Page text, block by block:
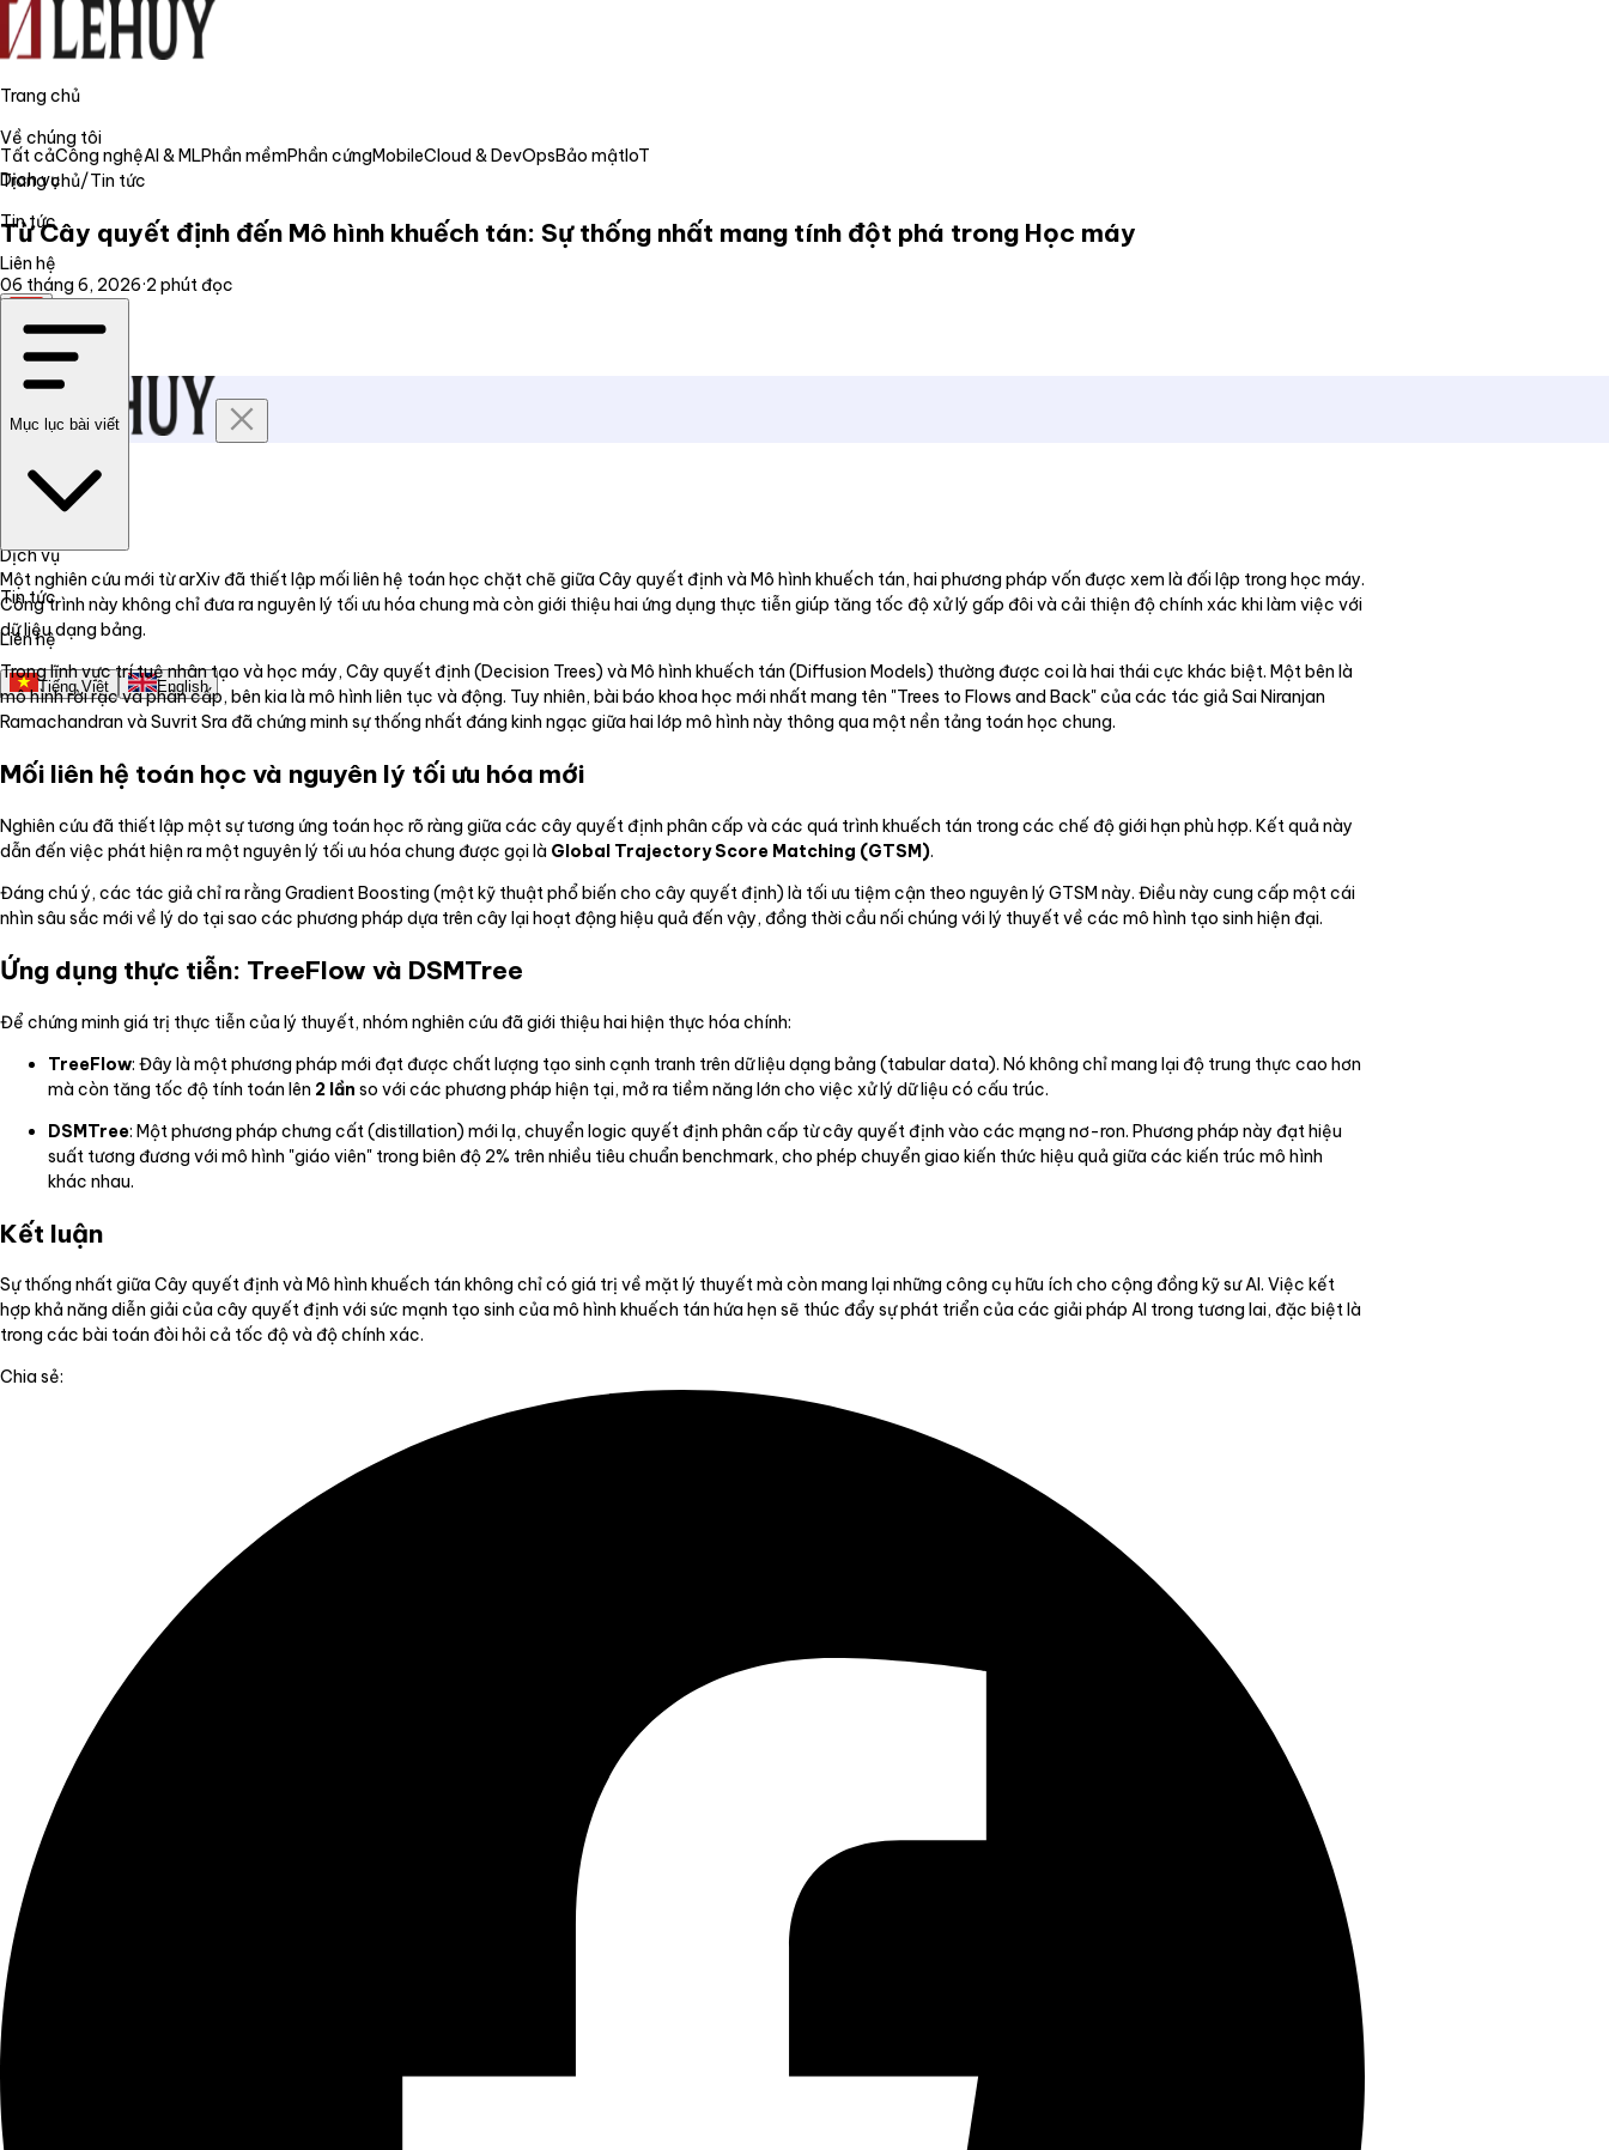
Trang chủ
Về chúng tôi
Dịch vụ
Tin tức
Liên hệ
Trang chủ
Về chúng tôi
Dịch vụ
Tin tức
Liên hệ
Tiếng Việt English
Tất cảCông nghệAI & MLPhần mềmPhần cứngMobileCloud & DevOpsBảo mậtIoT
Trang chủ/Tin tức
Từ Cây quyết định đến Mô hình khuếch tán: Sự thống nhất mang tính đột phá trong Học máy
06 tháng 6, 2026·2 phút đọc
Mục lục bài viết
Một nghiên cứu mới từ arXiv đã thiết lập mối liên hệ toán học chặt chẽ giữa Cây quyết định và Mô hình khuếch tán, hai phương pháp vốn được xem là đối lập trong học máy.
Công trình này không chỉ đưa ra nguyên lý tối ưu hóa chung mà còn giới thiệu hai ứng dụng thực tiễn giúp tăng tốc độ xử lý gấp đôi và cải thiện độ chính xác khi làm việc với
dữ liệu dạng bảng.
Trong lĩnh vực trí tuệ nhân tạo và học máy, Cây quyết định (Decision Trees) và Mô hình khuếch tán (Diffusion Models) thường được coi là hai thái cực khác biệt. Một bên là
mô hình rời rạc và phân cấp, bên kia là mô hình liên tục và động. Tuy nhiên, bài báo khoa học mới nhất mang tên "Trees to Flows and Back" của các tác giả Sai Niranjan
Ramachandran và Suvrit Sra đã chứng minh sự thống nhất đáng kinh ngạc giữa hai lớp mô hình này thông qua một nền tảng toán học chung.
Mối liên hệ toán học và nguyên lý tối ưu hóa mới
Nghiên cứu đã thiết lập một sự tương ứng toán học rõ ràng giữa các cây quyết định phân cấp và các quá trình khuếch tán trong các chế độ giới hạn phù hợp. Kết quả này
dẫn đến việc phát hiện ra một nguyên lý tối ưu hóa chung được gọi là Global Trajectory Score Matching (GTSM).
Đáng chú ý, các tác giả chỉ ra rằng Gradient Boosting (một kỹ thuật phổ biến cho cây quyết định) là tối ưu tiệm cận theo nguyên lý GTSM này. Điều này cung cấp một cái
nhìn sâu sắc mới về lý do tại sao các phương pháp dựa trên cây lại hoạt động hiệu quả đến vậy, đồng thời cầu nối chúng với lý thuyết về các mô hình tạo sinh hiện đại.
Ứng dụng thực tiễn: TreeFlow và DSMTree
Để chứng minh giá trị thực tiễn của lý thuyết, nhóm nghiên cứu đã giới thiệu hai hiện thực hóa chính:
TreeFlow: Đây là một phương pháp mới đạt được chất lượng tạo sinh cạnh tranh trên dữ liệu dạng bảng (tabular data). Nó không chỉ mang lại độ trung thực cao hơn
mà còn tăng tốc độ tính toán lên 2 lần so với các phương pháp hiện tại, mở ra tiềm năng lớn cho việc xử lý dữ liệu có cấu trúc.
DSMTree: Một phương pháp chưng cất (distillation) mới lạ, chuyển logic quyết định phân cấp từ cây quyết định vào các mạng nơ-ron. Phương pháp này đạt hiệu
suất tương đương với mô hình "giáo viên" trong biên độ 2% trên nhiều tiêu chuẩn benchmark, cho phép chuyển giao kiến thức hiệu quả giữa các kiến trúc mô hình
khác nhau.
Kết luận
Sự thống nhất giữa Cây quyết định và Mô hình khuếch tán không chỉ có giá trị về mặt lý thuyết mà còn mang lại những công cụ hữu ích cho cộng đồng kỹ sư AI. Việc kết
hợp khả năng diễn giải của cây quyết định với sức mạnh tạo sinh của mô hình khuếch tán hứa hẹn sẽ thúc đẩy sự phát triển của các giải pháp AI trong tương lai, đặc biệt là
trong các bài toán đòi hỏi cả tốc độ và độ chính xác.
Chia sẻ: